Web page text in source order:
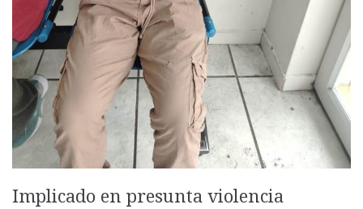
Implicado en presunta violencia